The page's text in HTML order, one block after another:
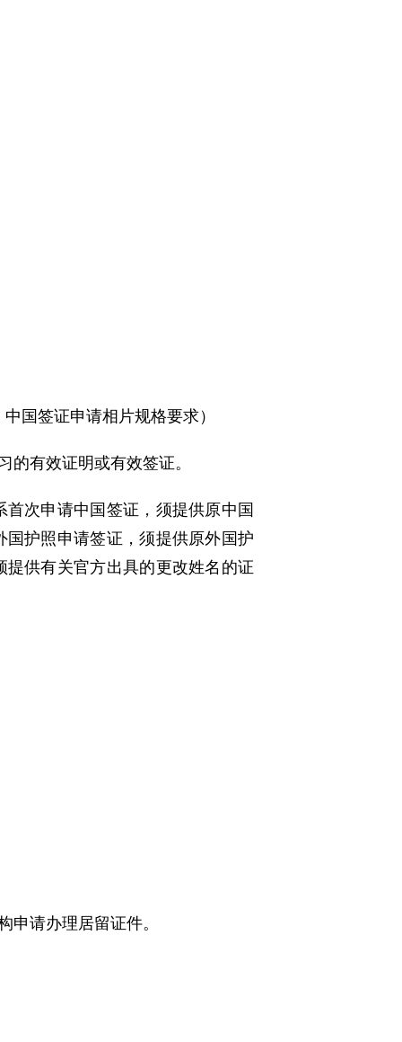
中国签证申请相片规格要求）
有效证明或有效签证。
次申请中国签证，须提供原中国
护照申请签证，须提供原外国护
供有关官方出具的更改姓名的证
申请办理居留证件。